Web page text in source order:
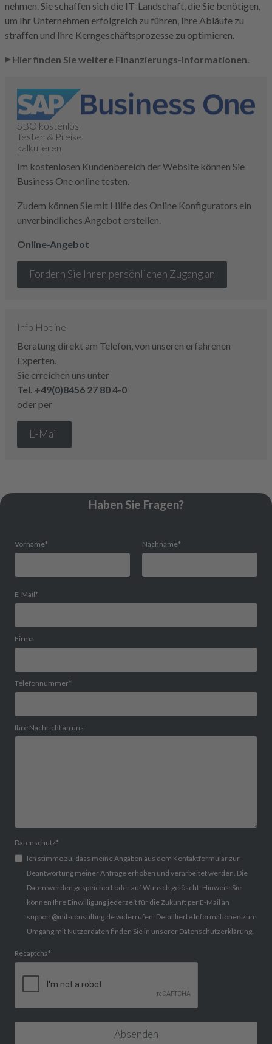
nehmen. Sie schaffen sich die IT-Landschaft, die Sie benötigen,
um Ihr Unternehmen erfolgreich zu führen, Ihre Abläufe zu
straffen und Ihre Kerngeschäftsprozesse zu optimieren.
Hier finden Sie weitere Finanzierungs-Informationen.
SBO kostenlos
Testen & Preise
kalkulieren
Im kostenlosen Kundenbereich der Website können Sie
Business One online testen.
Zudem können Sie mit Hilfe des Online Konfigurators ein
unverbindliches Angebot erstellen.
Online-Angebot
Fordern Sie Ihren persönlichen Zugang an
Info Hotline
Beratung direkt am Telefon, von unseren erfahrenen
Experten.
Sie erreichen uns unter
Tel. +49(0)8456 27 80 4-0
oder per
E-Mail
Haben Sie Fragen?
Vorname* Nachname*
E-Mail*
Firma
Telefonnummer*
Ihre Nachricht an uns
Datenschutz*
Ich stimme zu, dass meine Angaben aus dem Kontaktformular zur
Beantwortung meiner Anfrage erhoben und verarbeitet werden. Die
Daten werden gespeichert oder auf Wunsch gelöscht. Hinweis: Sie
können Ihre Einwilligung jederzeit für die Zukunft per E-Mail an
support@init-consulting.de widerrufen. Detaillierte Informationen zum
Umgang mit Nutzerdaten finden Sie in unserer Datenschutzerklärung.
Recaptcha*